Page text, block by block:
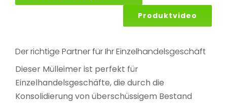
Produktvideo
Der richtige Partner für Ihr Einzelhandelsgeschäft
Dieser Mülleimer ist perfekt für
Einzelhandelsgeschäfte, die durch die
Konsolidierung von überschüssigem Bestand